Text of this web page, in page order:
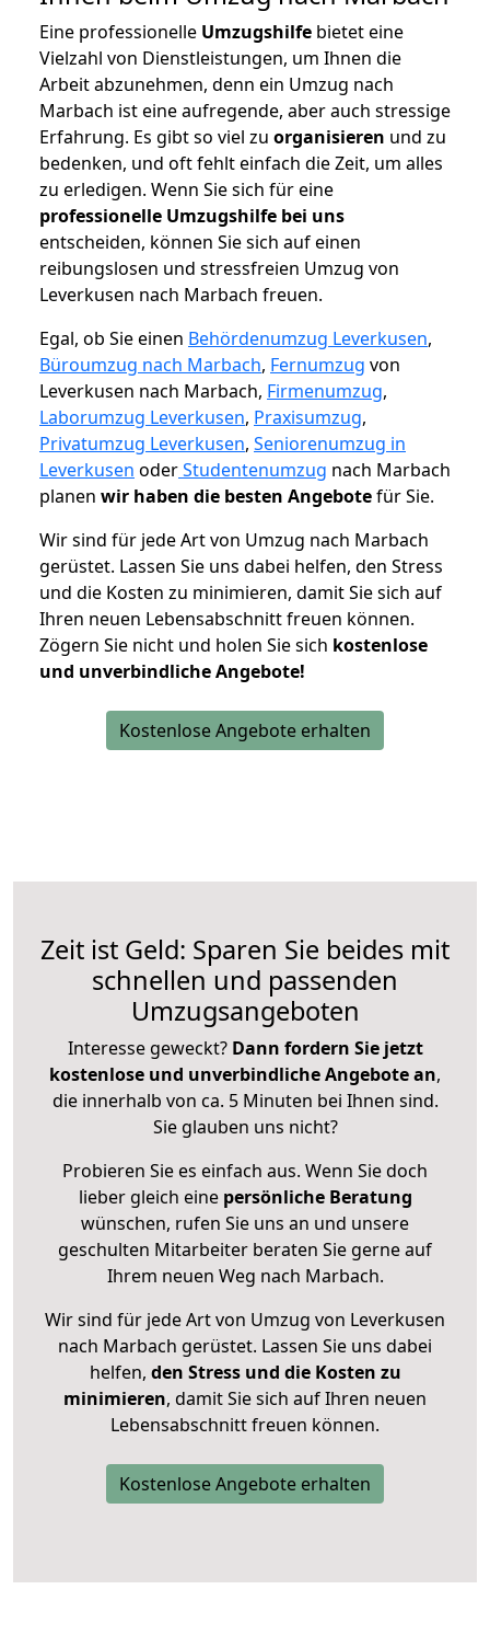
Eine professionelle Umzugshilfe bietet eine
Vielzahl von Dienstleistungen, um Ihnen die
Arbeit abzunehmen, denn ein Umzug nach
Marbach ist eine aufregende, aber auch stressige
Erfahrung. Es gibt so viel zu organisieren und zu
bedenken, und oft fehlt einfach die Zeit, um alles
zu erledigen. Wenn Sie sich für eine
professionelle Umzugshilfe bei uns
entscheiden, können Sie sich auf einen
reibungslosen und stressfreien Umzug von
Leverkusen nach Marbach freuen.
Egal, ob Sie einen Behördenumzug Leverkusen,
Büroumzug nach Marbach, Fernumzug von
Leverkusen nach Marbach, Firmenumzug,
Laborumzug Leverkusen, Praxisumzug,
Privatumzug Leverkusen, Seniorenumzug in
Leverkusen oderStudentenumzug nach Marbach
planen wir haben die besten Angebotefür Sie.
Wir sind für jede Art von Umzug nach Marbach
gerüstet. Lassen Sie uns dabei helfen, den Stress
und die Kosten zu minimieren, damit Sie sich auf
Ihren neuen Lebensabschnitt freuen können.
Zögern Sie nicht und holen Sie sich kostenlose
und unverbindliche Angebote!
Kostenlose Angebote erhalten
Zeit ist Geld: Sparen Sie beides mit
schnellen und passenden
Umzugsangeboten
Interesse geweckt? Dann fordern Sie jetzt
kostenlose und unverbindliche Angebote an,
die innerhalb von ca. 5 Minuten bei Ihnen sind.
Sie glauben uns nicht?
Probieren Sie es einfach aus. Wenn Sie doch
lieber gleich eine persönliche Beratung
wünschen, rufen Sie uns an und unsere
geschulten Mitarbeiter beraten Sie gerne auf
Ihrem neuen Weg nach Marbach.
Wir sind für jede Art von Umzug von Leverkusen
nach Marbach gerüstet. Lassen Sie uns dabei
helfen, den Stress und die Kosten zu
minimieren, damit Sie sich auf Ihren neuen
Lebensabschnitt freuen können.
Kostenlose Angebote erhalten